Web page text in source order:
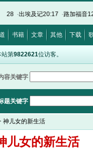
·路加福音12:15·以弗所书
书籍 文章 其他 下载
站第9822621位访客。
容关键字
题关键字
神儿女的新生活
儿女的新生活